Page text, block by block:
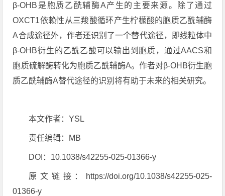
β-OHB是胞质乙酰辅酶A产生的主要来源。除了通过
OXCT1依赖性从三羧酸循环产生柠檬酸的胞质乙酰辅酶
A合成途径外，作者还识别了一个替代途径，即线粒体中
β-OHB衍生的乙酰乙酸可以输出到胞质，通过AACS和
胞质硫解酶转化为胞质乙酰辅酶A。作者对β-OHB衍生胞
质乙酰辅酶A替代途径的识别将有助于未来的相关研究。
本文作者：YSL
责任编辑：MB
DOI：10.1038/s42255-025-01366-y
原文链接：https://doi.org/10.1038/s42255-025-
01366-y